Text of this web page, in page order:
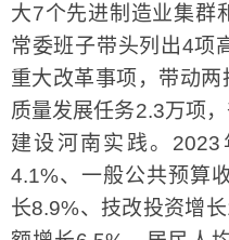
大7个先进制造业集
常委班子带头列出4项
重大改革事项，带动
质量发展任务2.3万项
建设河南实践。
4.1%、一般公共预算
长8.9%、技改投资增